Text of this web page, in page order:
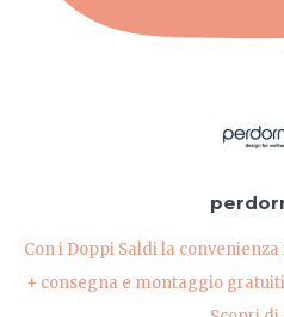
Con i Doppi Saldi la
+ consegna e montaggio